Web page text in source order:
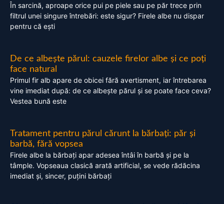
În sarcină, aproape orice pui pe piele sau pe păr trece prin
filtrul unei singure întrebări: este sigur? Firele albe nu dispar
pentru că ești
De ce albește părul: cauzele firelor albe și ce poți
face natural
Primul fir alb apare de obicei fără avertisment, iar întrebarea
vine imediat după: de ce albește părul și se poate face ceva?
Vestea bună este
Tratament pentru părul cărunt la bărbați: păr și
barbă, fără vopsea
Firele albe la bărbați apar adesea întâi în barbă și pe la
tâmple. Vopseaua clasică arată artificial, se vede rădăcina
imediat și, sincer, puțini bărbați